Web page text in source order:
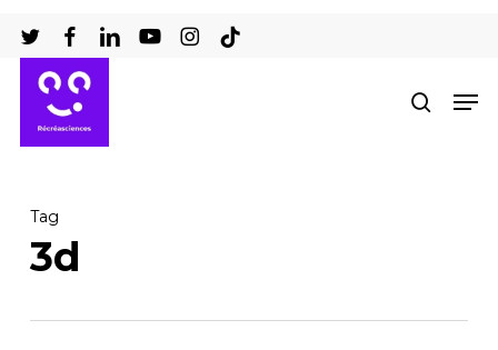
au
contenu
principal
Tag
3d
le